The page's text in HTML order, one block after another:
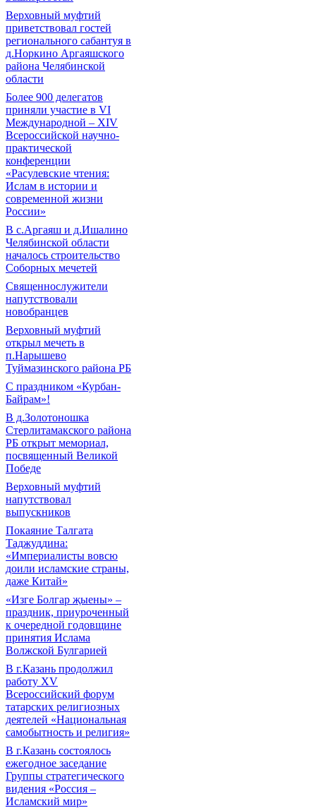
Верховный муфтий
приветствовал гостей
регионального сабантуя в
д.Норкино Аргаяшского
района Челябинской
области
Более 900 делегатов
приняли участие в VI
Международной – ХIV
Всероссийской научно-
практической
конференции
«Расулевские чтения:
Ислам в истории и
современной жизни
России»
В с.Аргаяш и д.Ишалино
Челябинской области
началось строительство
Соборных мечетей
Священнослужители
напутствовали
новобранцев
Верховный муфтий
открыл мечеть в
п.Нарышево
Туймазинского района РБ
С праздником «Курбан-
Байрам»!
В д.Золотоношка
Стерлитамакского района
РБ открыт мемориал,
посвященный Великой
Победе
Верховный муфтий
напутствовал
выпускников
Покаяние Талгата
Таджуддина:
«Империалисты вовсю
доили исламские страны,
даже Китай»
«Изге Болгар җыены» –
праздник, приуроченный
к очередной годовщине
принятия Ислама
Волжской Булгарией
В г.Казань продолжил
работу XV
Всероссийский форум
татарских религиозных
деятелей «Национальная
самобытность и религия»
В г.Казань состоялось
ежегодное заседание
Группы стратегического
видения «Россия –
Исламский мир»